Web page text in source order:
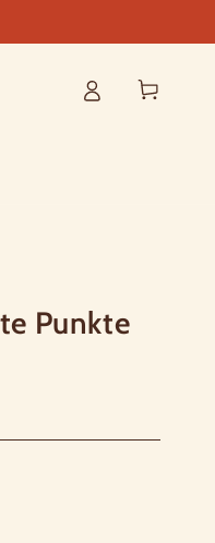
Warenkorb
Punkte